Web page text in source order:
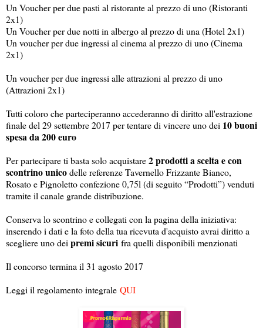
Un Voucher per due pasti al ristorante al prezzo di uno (Ristoranti
2x1)
Un Voucher per due notti in albergo al prezzo di una (Hotel 2x1)
Un voucher per due ingressi al cinema al prezzo di uno (Cinema
2x1)
Un voucher per due ingressi alle attrazioni al prezzo di uno
(Attrazioni 2x1)
Tutti coloro che parteciperanno accederanno di diritto all'estrazione
finale del 29 settembre 2017 per tentare di vincere uno dei 10 buoni
spesa da 200 euro
Per partecipare ti basta solo acquistare2 prodotti a scelta e con
scontrino unicodelle referenze Tavernello Frizzante Bianco,
Rosato e Pignoletto confezione 0,75l (di seguito “Prodotti”) venduti
tramite il canale grande distribuzione.
Conserva lo scontrino e collegati con la pagina della iniziativa:
inserendo i dati e la foto della tua ricevuta d'acquisto avrai diritto a
scegliere uno dei premi sicuri fra quelli disponibili menzionati
Il concorso termina il 31 agosto 2017
Leggi il regolamento integrale QUI